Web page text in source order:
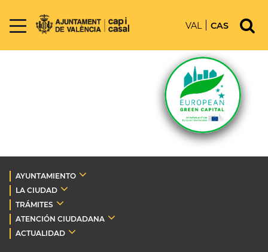
VAL CAS
AYUNTAMIENTO
LA CIUDAD
TRÁMITES
ATENCIÓN CIUDADANA
ACTUALIDAD